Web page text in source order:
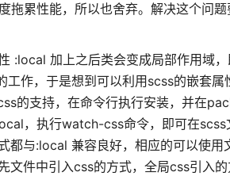
拖累性能，所以也舍弃。解决这个问
:local 加上之后类会变成局部作用域
工作，于是想到可以利用scss的嵌套
的支持，在命令行执行安装，并在
，执行watch-css命令，即可在
都与:local 兼容良好，相应的可以使
文件中引入css的方式，全局css引入的